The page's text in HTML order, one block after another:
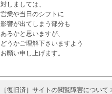
対しましては、
営業や当日のシフトに
影響が出てしまう部分も
あるかと思いますが、
どうかご理解下さいますよう
お願い申し上げます。
［復旧済］サイトの閲覧障害について